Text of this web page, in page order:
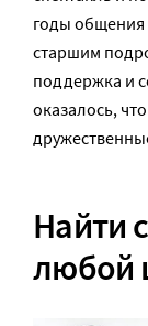
годы общения
старшим
поддержка и
оказалось,
Найти
любой